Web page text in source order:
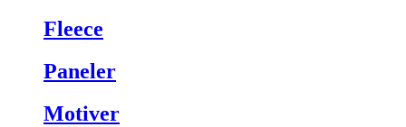
Fleece
Paneler
Motiver